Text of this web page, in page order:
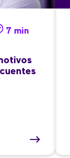
7 min